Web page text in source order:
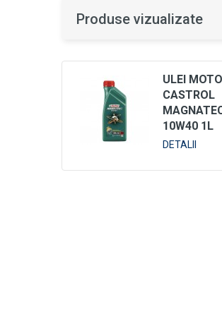
Produse vizualizate
ULEI
CASTROL
10W40 1L
DETALII